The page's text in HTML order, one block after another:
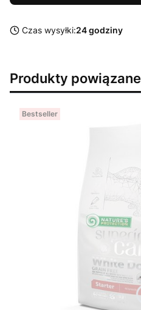
Czas wysyłki:24 godziny
Produkty powiązane
Bestseller